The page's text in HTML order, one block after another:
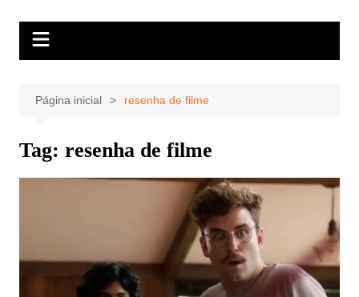
Página inicial resenha de filme
Tag: resenha de filme